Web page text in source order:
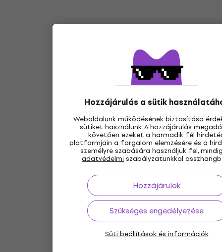
Hozzájárulás a sütik
Weboldalunk működésének biztosítása
sütiket használunk. A hozzájárulás
követően ezeket a harmadik fél
platformjain a forgalom elemzésére és a
személyre szabására használjuk fel,
adatvédelmi szabályzatunkkal
Hozzájárulok
Szükséges engedélyezése
Süti beállítások és információk